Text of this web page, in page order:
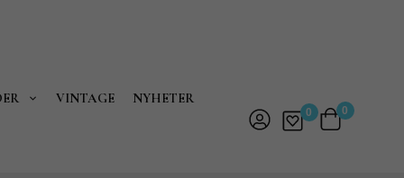
VINTAGE NYHETER
0 0